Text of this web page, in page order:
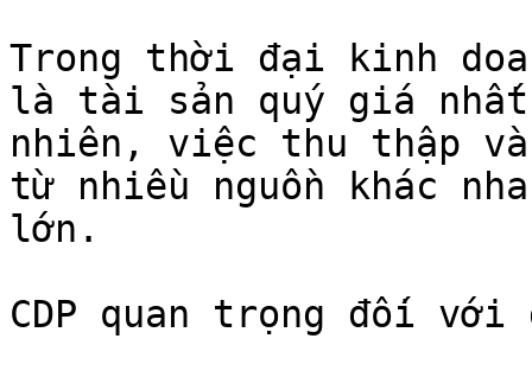
Trong thời đại kinh
là tài sản quý giá nhất
nhiên, việc thu thập
từ nhiều nguồn khác
lớn.
CDP quan trọng đối với